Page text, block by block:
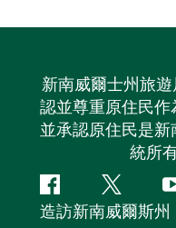
新南威爾士州旅
認並尊重原住民作
並承認原住民是
統所
Facebook嘰
嘰
造訪新南威爾斯州